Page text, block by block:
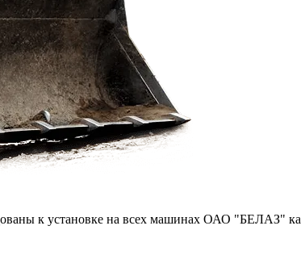
к установке на всех машинах ОАО "БЕЛАЗ"